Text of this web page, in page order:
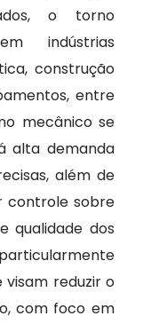
o torno
indústrias
construção
entre
mecânico se
alta demanda
além de
controle sobre
qualidade dos
reduzir o
com foco em